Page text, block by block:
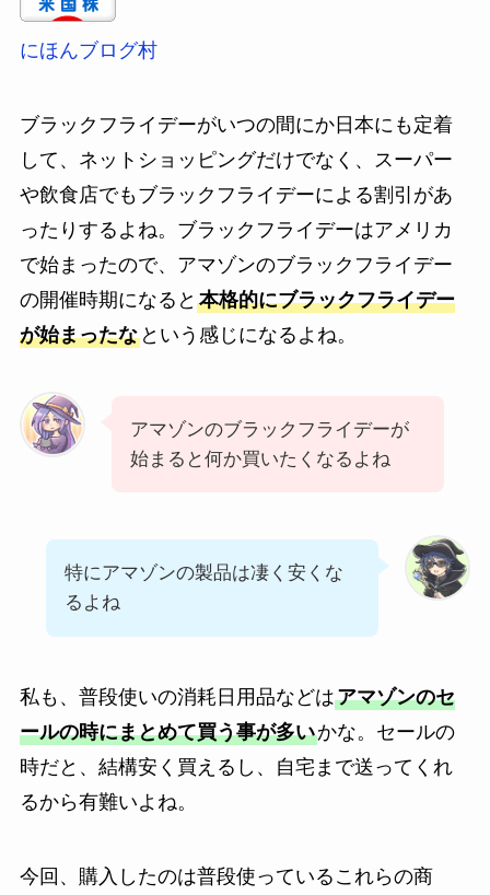
にほんブログ村
ブラックフライデーがいつの間にか日本にも定着
して、ネットショッピングだけでなく、スーパー
や飲食店でもブラックフライデーによる割引があ
ったりするよね。ブラックフライデーはアメリカ
で始まったので、アマゾンのブラックフライデー
の開催時期になると 本格的にブラックフライデー
が始まったなという感じになるよね。
アマゾンのブラックフライデーが
始まると何か買いたくなるよね
特にアマゾンの製品は凄く安くな
るよね
私も、普段使いの消耗日用品などはアマゾンのセ
ールの時にまとめて買う事が多いかな。セールの
時だと、結構安く買えるし、自宅まで送ってくれ
るから有難いよね。
今回、購入したのは普段使っているこれらの商